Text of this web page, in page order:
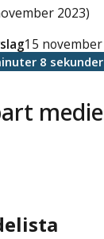
2023)
15 november
8 sekunder